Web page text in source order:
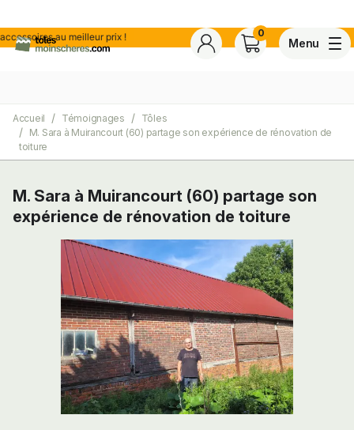
au meilleur prix ! 0
Menu
Accueil Témoignages
Tôles
M. Sara à Muirancourt (60) partage son expérience de rénovation de
toiture
M. Sara à Muirancourt (60) partage son
expérience de rénovation de toiture